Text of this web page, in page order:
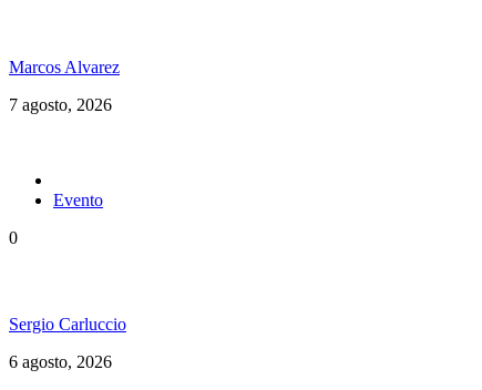
Marcos Alvarez
7 agosto, 2026
Evento
0
Sergio Carluccio
6 agosto, 2026